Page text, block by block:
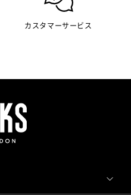
カスタマーサービス